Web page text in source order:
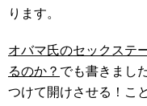
ります。
オバマ氏のセックステ
るのか？ でも書きまし
つけて開けさせる！こ